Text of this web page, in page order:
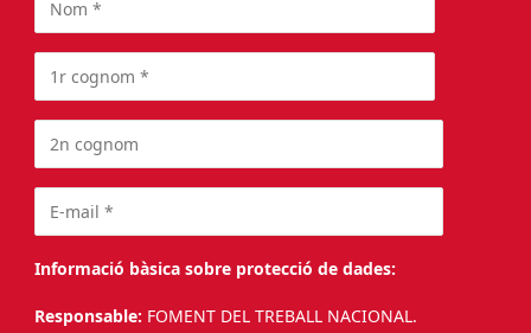
Informació bàsica sobre protecció de dades:
Responsable: FOMENT DEL TREBALL NACIONAL.